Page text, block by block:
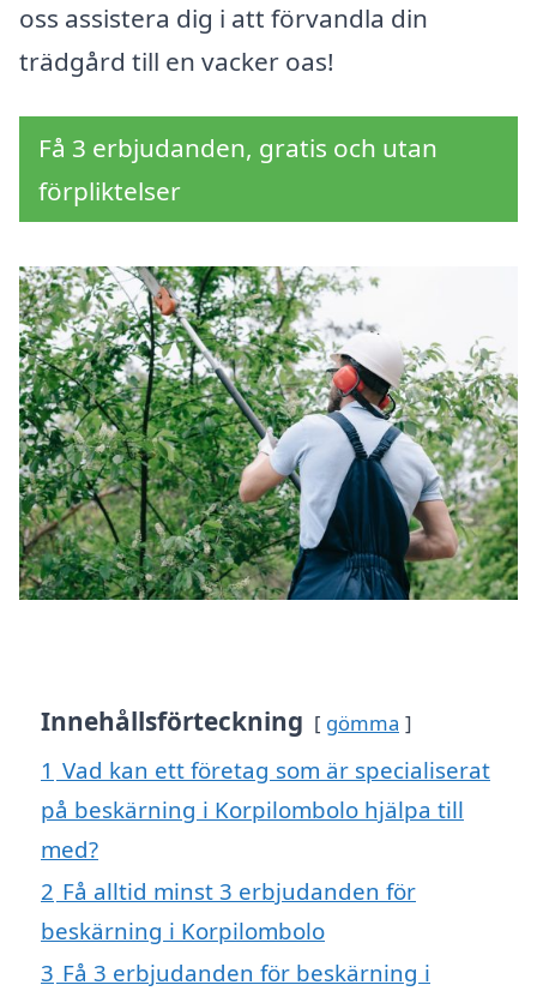
oss assistera dig i att förvandla din
trädgård till en vacker oas!
Få 3 erbjudanden, gratis och utan
förpliktelser
Innehållsförteckning gömma
1 Vad kan ett företag som är specialiserat
på beskärning i Korpilombolo hjälpa till
med?
2 Få alltid minst 3 erbjudanden för
beskärning i Korpilombolo
3 Få 3 erbjudanden för beskärning i